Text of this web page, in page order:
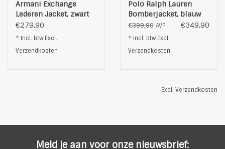
Armani Exchange
Lederen Jacket, zwart
€279,90
* Incl. btw Excl.
Verzendkosten
Polo Ralph Lauren
Bomberjacket, blauw
€399,90 AVP €349,90
* Incl. btw Excl.
Verzendkosten
Excl. Verzendkosten
Meld je aan voor onze nieuwsbrief: